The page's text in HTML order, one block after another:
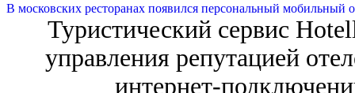
В московских ресторанах появился персональный мобильный
Туристический сервис
управления репутацией
интернет-